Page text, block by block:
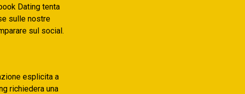
Dating tenta
sulle nostre
sul social.
esplicita a
richiedera una